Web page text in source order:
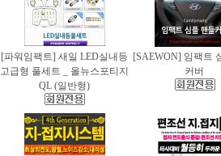
[파워임팩트] 새일 LED실내등
고급형 풀세트 _ 올뉴스포티지
QL (일반형)
[SAEWON] 임팩트
커버